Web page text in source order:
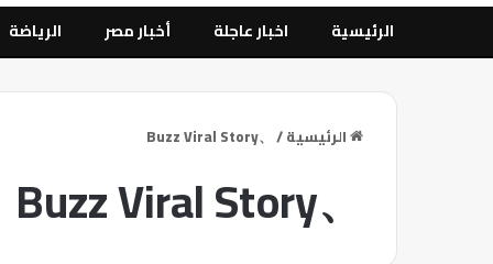
الرئيسية اخبار عاجلة أخبار مصر الرياضة
الرئيسية/
、Buzz Viral Story
、Buzz Viral Story